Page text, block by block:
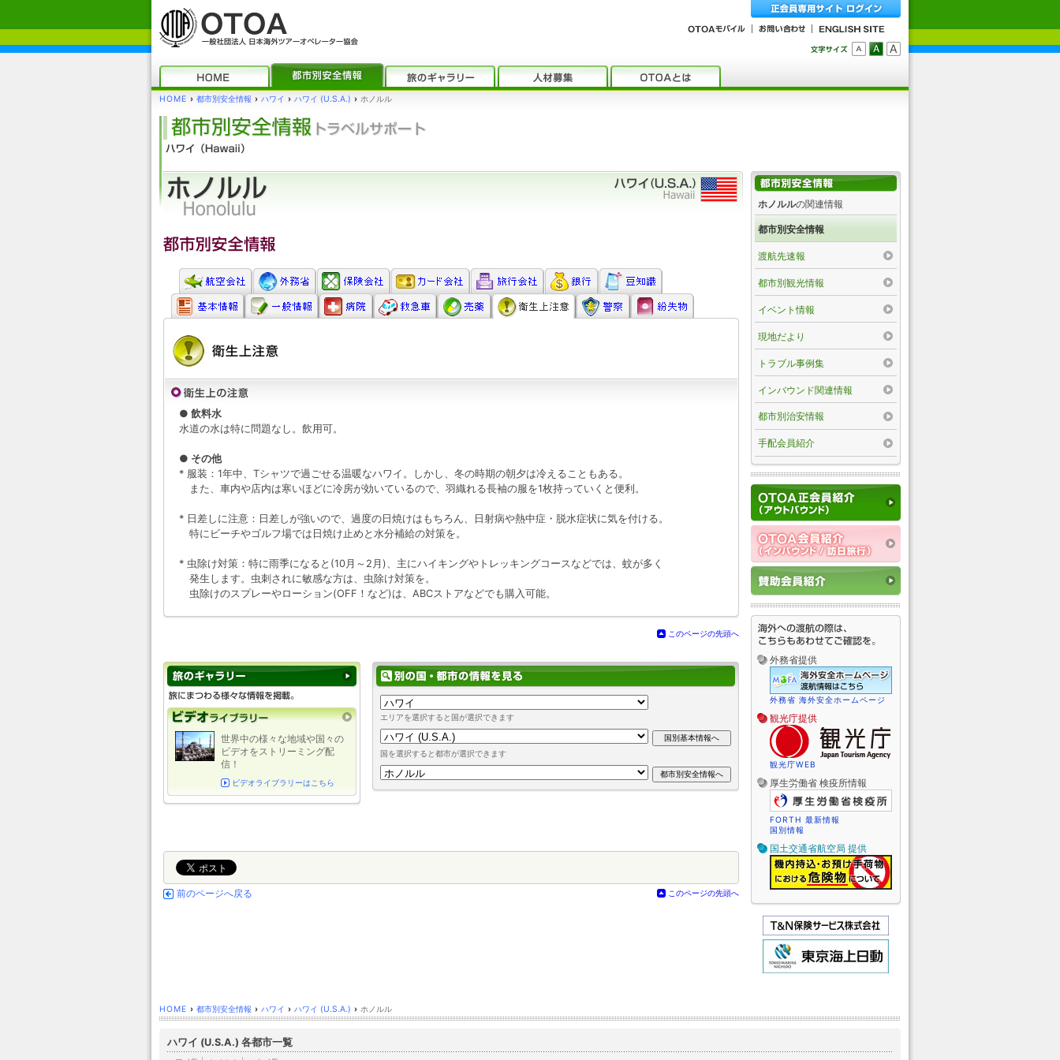
HOME › 都市別安全情報 › ハワイ › ハワイ (U.S.A.) › ホノルル
● 飲料水
水道の水は特に問題なし。飲用可。
● その他
* 服装：1年中、Tシャツで過ごせる温暖なハワイ。しかし、冬の時期の朝夕は冷えることもある。
また、車内や店内は寒いほどに冷房が効いているので、羽織れる長袖の服を1枚持っていくと便利。
* 日差しに注意：日差しが強いので、過度の日焼けはもちろん、日射病や熱中症・脱水症状に気を付ける。
特にビーチやゴルフ場では日焼け止めと水分補給の対策を。
* 虫除け対策：特に雨季になると(10月～2月)、主にハイキングやトレッキングコースなどでは、蚊が多く
発生します。虫刺されに敏感な方は、虫除け対策を。
虫除けのスプレーやローション(OFF！など)は、ABCストアなどでも購入可能。
このページの先頭へ
エリアを選択すると国が選択できます
国を選択すると都市が選択できます
世界中の様々な地域や国々の
ビデオをストリーミング配
信！
ビデオライブラリーはこちら
前のページへ戻る このページの先頭へ
ホノルルの関連情報
都市別安全情報
渡航先速報
都市別観光情報
イベント情報
現地だより
トラブル事例集
インバウンド関連情報
都市別治安情報
手配会員紹介
外務省提供
外務省 海外安全ホームページ
観光庁提供
観光庁WEB
厚生労働省 検疫所情報
FORTH 最新情報
国別情報
国土交通省航空局 提供
HOME › 都市別安全情報 › ハワイ › ハワイ (U.S.A.) › ホノルル
ハワイ (U.S.A.) 各都市一覧